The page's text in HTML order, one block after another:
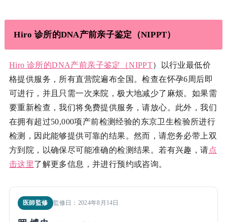
Hiro 诊所的DNA产前亲子鉴定（NIPPT）
Hiro 诊所的DNA产前亲子鉴定（NIPPT）以行业最低价
格提供服务，所有直营院遍布全国。检查在怀孕6周后即
可进行，并且只需一次来院，极大地减少了麻烦。如果需
要重新检查，我们将免费提供服务，请放心。此外，我们
在拥有超过50,000项产前检测经验的东京卫生检验所进行
检测，因此能够提供可靠的结果。然而，请您务必带上双
方到院，以确保尽可能准确的检测结果。若有兴趣，请点
击这里了解更多信息，并进行预约或咨询。
医師監修 監修日：2024年8月14日